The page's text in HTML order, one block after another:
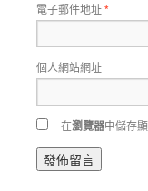
電子郵件地址*
個人網站網址
在瀏覽器中儲存